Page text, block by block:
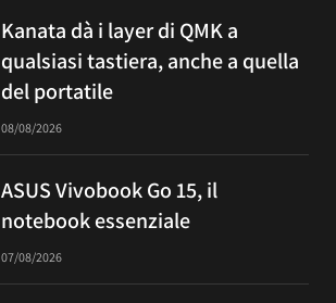
Kanata dà i layer di QMK a
qualsiasi tastiera, anche a quella
del portatile
08/08/2026
ASUS Vivobook Go 15, il
notebook essenziale
07/08/2026